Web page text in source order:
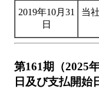
2019年10月31
日
当
第161期（2025
日及び支払開始